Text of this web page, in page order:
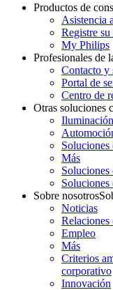
Productos de
Asistencia
Registre
My Philips
Profesionales de
Contacto y
Portal de
Centro de
Otras soluciones
Iluminación
Soluciones
Más
Soluciones
Soluciones
Sobre nosotros
Noticias
Relaciones
Empleo
Más
Criterios
corporativo
Innovación